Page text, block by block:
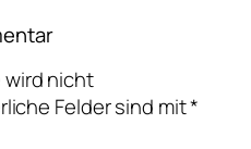
wird nicht
Felder sind mit*